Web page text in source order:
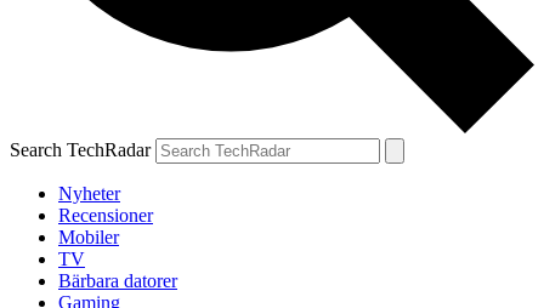
Search TechRadar
Nyheter
Recensioner
Mobiler
TV
Bärbara datorer
Gaming